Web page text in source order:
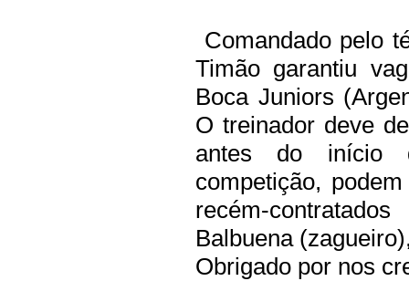
Comandado pelo
Timão garantiu
Boca Juniors
O treinador deve
antes do início
competição,
recém-
Balbuena
Obrigado por nos